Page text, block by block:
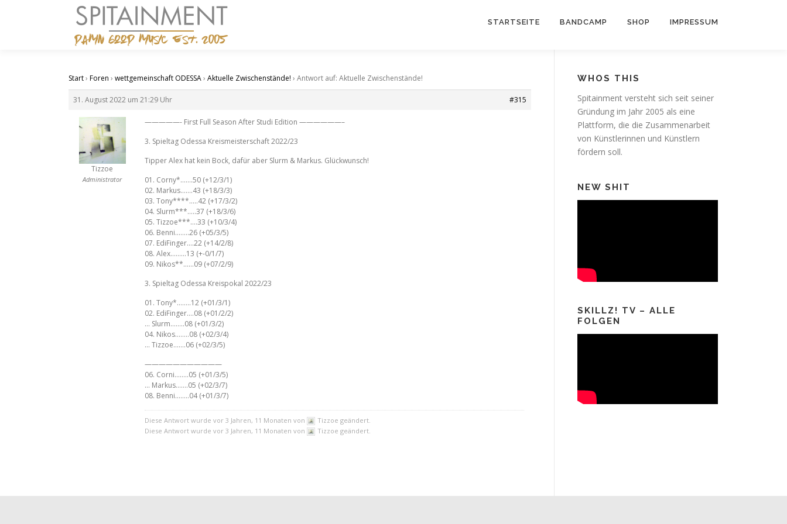
STARTSEITE BANDCAMP SHOP IMPRESSUM
Start› Foren › wettgemeinschaft ODESSA› Aktuelle Zwischenstände! › Antwort auf: Aktuelle Zwischenstände!
31. August 2022 um 21:29 Uhr #315
Tizzoe
Administrator
—————- First Full Season After Studi Edition ——————–
3. Spieltag Odessa Kreismeisterschaft 2022/23
Tipper Alex hat kein Bock, dafür aber Slurm & Markus. Glückwunsch!
01. Corny*…….50 (+12/3/1)
02. Markus…….43 (+18/3/3)
03. Tony****…..42 (+17/3/2)
04. Slurm***…..37 (+18/3/6)
05. Tizzoe***….33 (+10/3/4)
06. Benni……..26 (+05/3/5)
07. EdiFinger….22 (+14/2/8)
08. Alex………13 (+-0/1/7)
09. Nikos**……09 (+07/2/9)
3. Spieltag Odessa Kreispokal 2022/23
01. Tony*……..12 (+01/3/1)
02. EdiFinger….08 (+01/2/2)
… Slurm……..08 (+01/3/2)
04. Nikos……..08 (+02/3/4)
… Tizzoe…….06 (+02/3/5)
———————————
06. Corni……..05 (+01/3/5)
… Markus…….05 (+02/3/7)
08. Benni……..04 (+01/3/7)
Diese Antwort wurde vor 3 Jahren, 11 Monaten von
Tizzoe geändert.
Diese Antwort wurde vor 3 Jahren, 11 Monaten von
Tizzoe geändert.
WHOS THIS
Spitainment versteht sich seit seiner
Gründung im Jahr 2005 als eine
Plattform, die die Zusammenarbeit
von Künstlerinnen und Künstlern
fördern soll.
NEW SHIT
SKILLZ! TV – ALLE
FOLGEN